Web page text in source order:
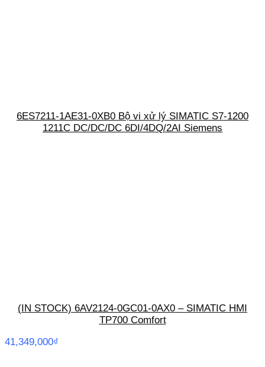
6ES7211-1AE31-0XB0 Bộ vi xử lý SIMATIC S7-1200
1211C DC/DC/DC 6DI/4DQ/2AI Siemens
(IN STOCK) 6AV2124-0GC01-0AX0 – SIMATIC HMI
TP700 Comfort
41,349,000₫